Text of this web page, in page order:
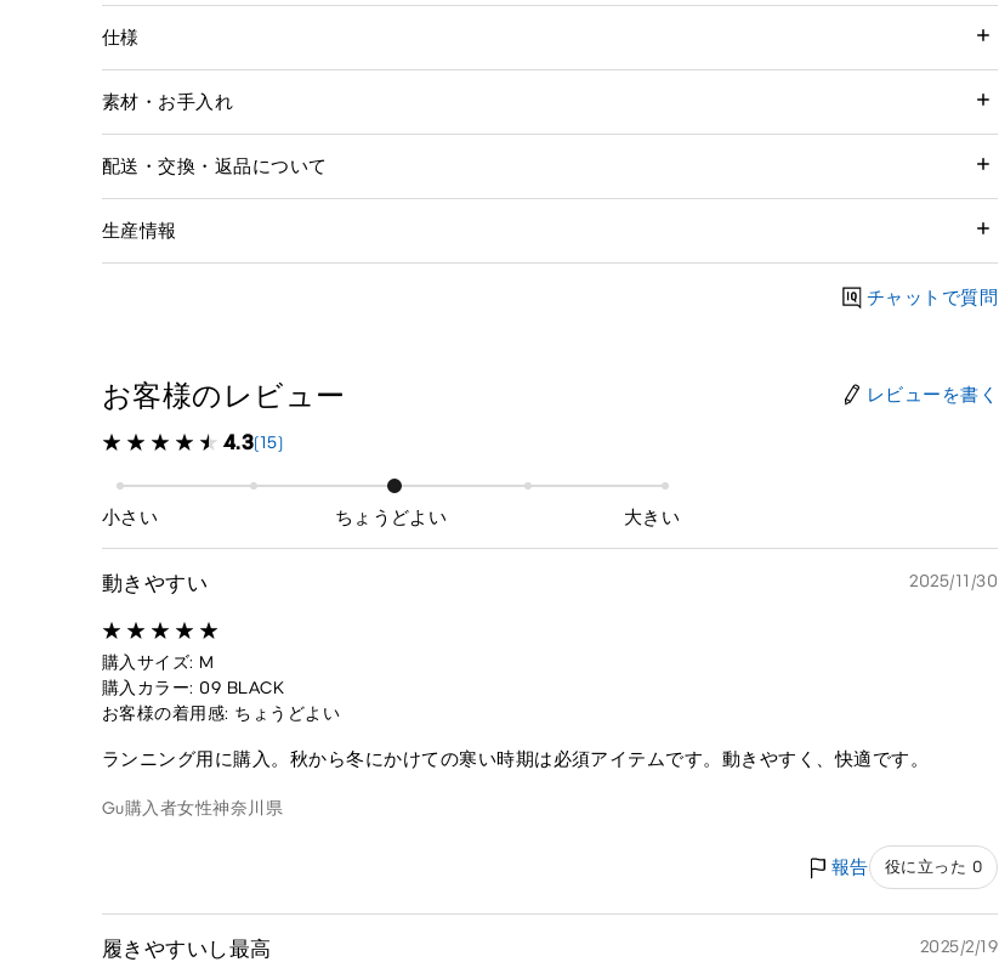
仕様
素材・お手入れ
配送・交換・返品について
生産情報
チャットで質問
お客様のレビュー レビューを書く
4.3(15)
小さい ちょうどよい 大きい
動きやすい 2025/11/30
購入サイズ: M
購入カラー: 09 BLACK
お客様の着用感: ちょうどよい
ランニング用に購入。秋から冬にかけての寒い時期は必須アイテムです。動きやすく、快適です。
Gu購入者女性神奈川県
報告 役に立った 0
履きやすいし最高 2025/2/19